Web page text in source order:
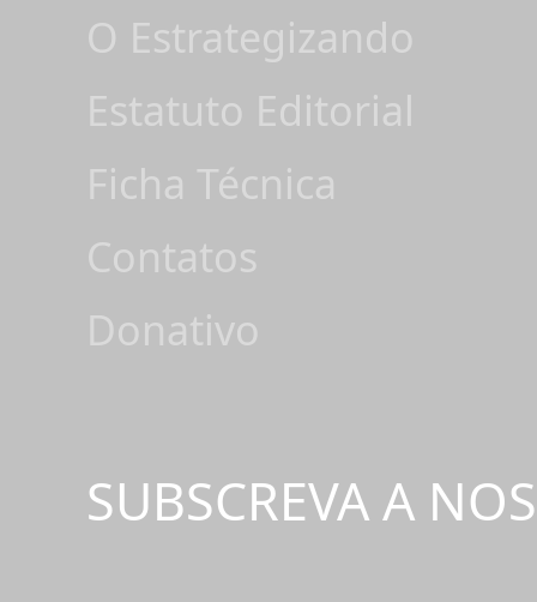
O Estrategizando
Estatuto Editorial
Ficha Técnica
Contatos
Donativo
SUBSCREVA A